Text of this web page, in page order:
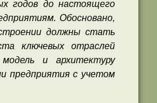
годов до настоящего
Обосновано,
должны стать
ключевых отраслей
и архитектуру
предприятия с учетом